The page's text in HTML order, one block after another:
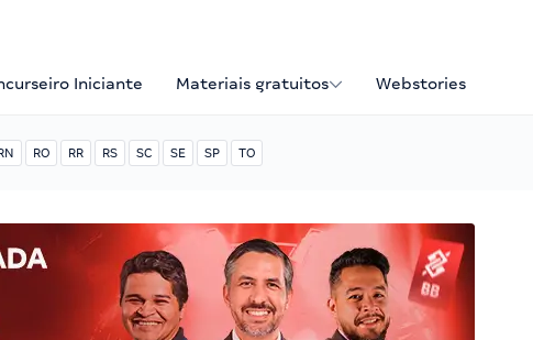
Iniciante Materiais gratuitos Webstories
RO RR RS SC SE SP TO